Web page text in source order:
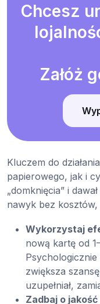
Chcesz
Załóż
Kluczem do
papierowego, jak i
„domknięcia” i
nawyk bez
Wykorzystaj
nową kartę od
zwiększa
uzupełniał,
Zadbaj o